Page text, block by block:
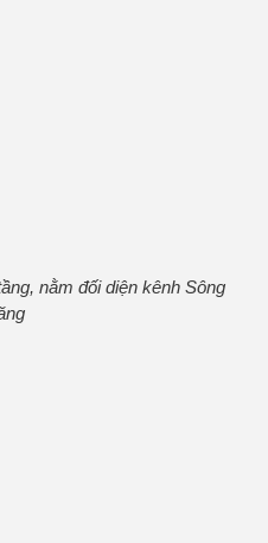
nằm đối diện kênh Sông